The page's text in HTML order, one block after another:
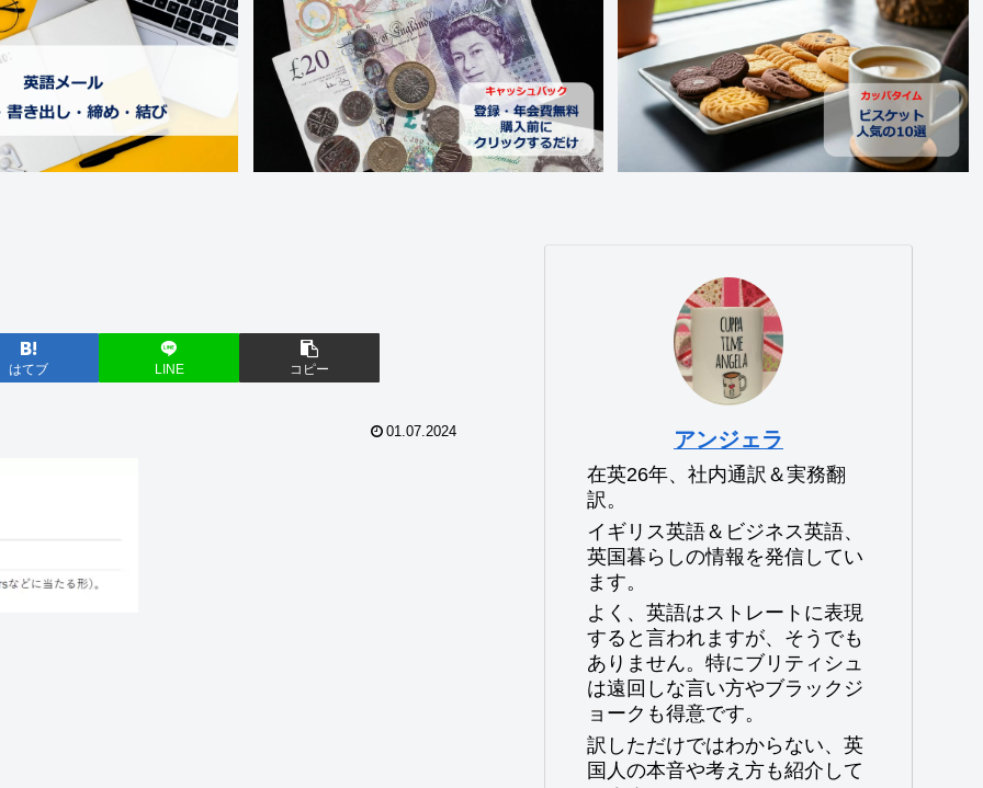
はてブ LINE コピー
01.07.2024 アンジェラ
在英26年、社内通訳＆実務翻
訳。
イギリス英語＆ビジネス英語、
英国暮らしの情報を発信してい
ます。
よく、英語はストレートに表現
すると言われますが、そうでも
ありません。特にブリティシュ
は遠回しな言い方やブラックジ
ョークも得意です。
訳しただけではわからない、英
国人の本音や考え方も紹介して